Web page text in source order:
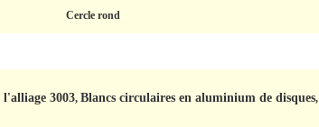
Cercle rond
3003, Blancs circulaires en aluminium de disques,